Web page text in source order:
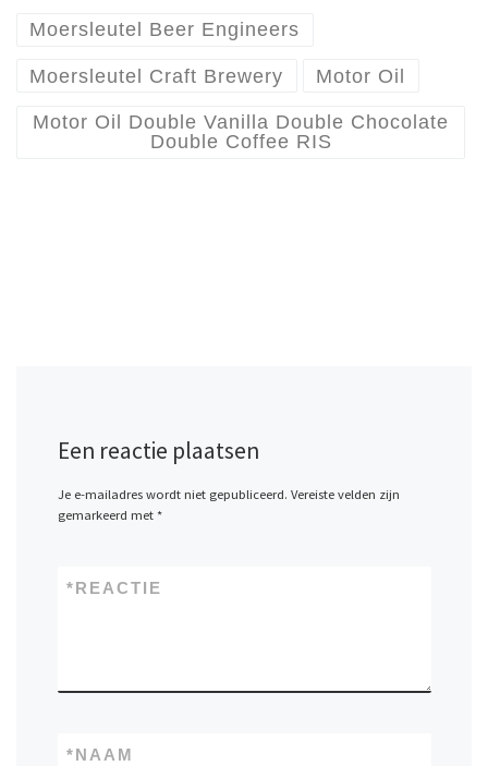
Moersleutel Beer Engineers
Moersleutel Craft Brewery Motor Oil
Motor Oil Double Vanilla Double Chocolate
Double Coffee RIS
Een reactie plaatsen
Je e-mailadres wordt niet gepubliceerd. Vereiste velden zijn
gemarkeerd met *
REACTIE
*
NAAM
*